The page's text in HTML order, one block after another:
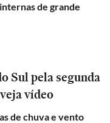
de grande
Sul pela segunda
vídeo
de chuva e vento